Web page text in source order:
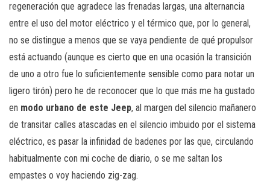
regeneración que agradece las frenadas largas, una alternancia
entre el uso del motor eléctrico y el térmico que, por lo general,
no se distingue a menos que se vaya pendiente de qué propulsor
está actuando (aunque es cierto que en una ocasión la transición
de uno a otro fue lo suficientemente sensible como para notar un
ligero tirón) pero he de reconocer que lo que más me ha gustado
en modo urbano de este Jeep, al margen del silencio mañanero
de transitar calles atascadas en el silencio imbuido por el sistema
eléctrico, es pasar la infinidad de badenes por las que, circulando
habitualmente con mi coche de diario, o se me saltan los
empastes o voy haciendo zig-zag.